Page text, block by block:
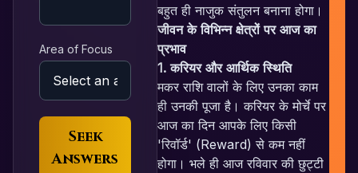
Area of Focus
Seek
Answers
बहुत ही नाजुक संतुलन बनाना होगा।
जीवन के विभिन्न क्षेत्रों पर आज का
प्रभाव
1. करियर और आर्थिक स्थिति
मकर राशि वालों के लिए उनका काम
ही उनकी पूजा है। करियर के मोर्चे पर
आज का दिन आपके लिए किसी
'रिवॉर्ड' (Reward) से कम नहीं
होगा। भले ही आज रविवार की छुट्टी